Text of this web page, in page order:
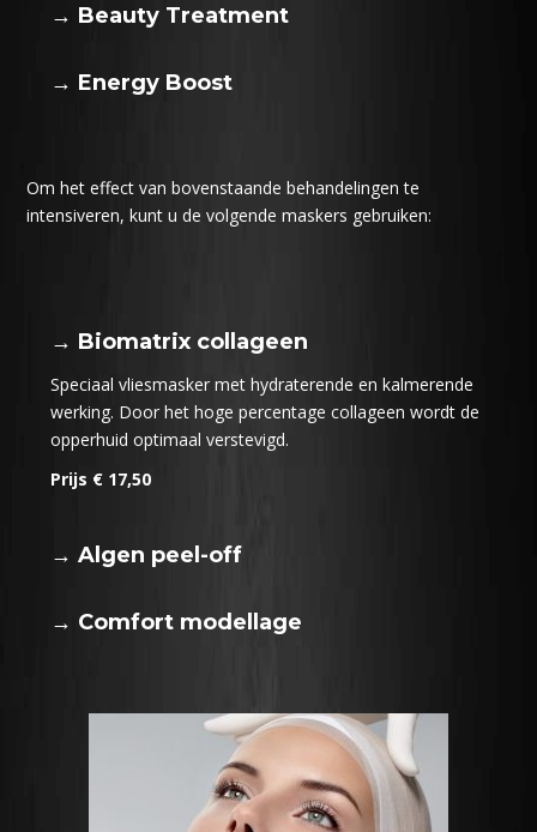
→ Beauty Treatment
→ Energy Boost
Om het effect van bovenstaande behandelingen te
intensiveren, kunt u de volgende maskers gebruiken:
→ Biomatrix collageen
Speciaal vliesmasker met hydraterende en kalmerende
werking. Door het hoge percentage collageen wordt de
opperhuid optimaal verstevigd.
Prijs € 17,50
→ Algen peel-off
→ Comfort modellage